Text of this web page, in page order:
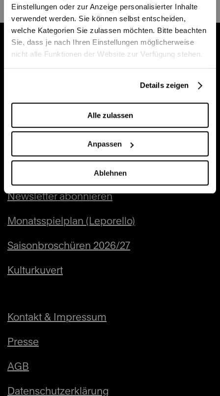
Einstellungen oder zur Anzeige personalisierter Inhalte
verwendet werden. Sie können selbst entscheiden,
welche Kategorien Sie zulassen möchten. Bitte beachten
Sie, dass je nach Ihren Einstellungen möglicherweise
nicht alle Funktionen der Website zur Verfügung stehen.
Details zeigen
Alle zulassen
Anpassen
Ablehnen
Billettkasse im Stadttheater
10. August geschlossen. Tickets sind
sind wir wieder persönlich für Sie da.
Kasse/Information031 329 52 52
031 329 51 11
kasse@buehnenbern.ch
Newsletter abonnieren
Monatsspielplan (Leporello)
Saisonbroschüren 2026/27
Kulturkuvert
Kontakt & Impressum
Presse
AGB
Datenschutzerklärung